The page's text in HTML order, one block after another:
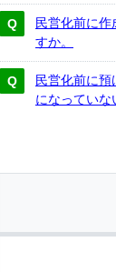
民営化前に作
すか。
民営化前に預
になっていな